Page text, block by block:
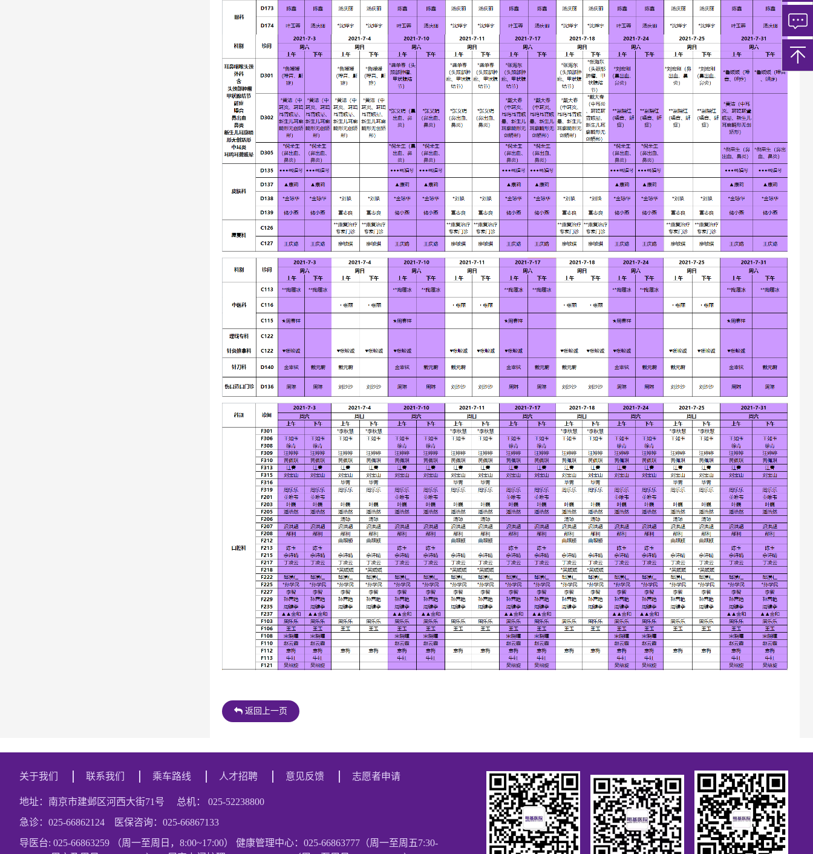
返回上一页
关于我们 联系我们 乘车路线 人才招聘 意见反馈 志愿者申请
地址：南京市建邺区河西大街71号 总机： 025-52238800
急诊：025-66862124 医保咨询：025-66867133
导医台: 025-66863259 （周一至周日，8:00~17:00） 健康管理中心：025-66863777（周一至周五7:30-
微
信